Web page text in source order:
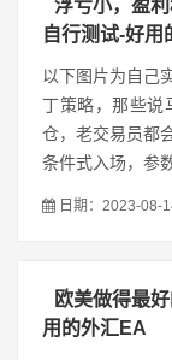
浮亏小，盈
自行测试-好用
以下图片为自己
丁策略，那些说
仓，老交易员都
条件式入场，参
日期：2023-08-
欧美做得最
用的外汇EA